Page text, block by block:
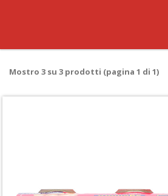
Mostro 3 su 3 prodotti (pagina 1 di 1)